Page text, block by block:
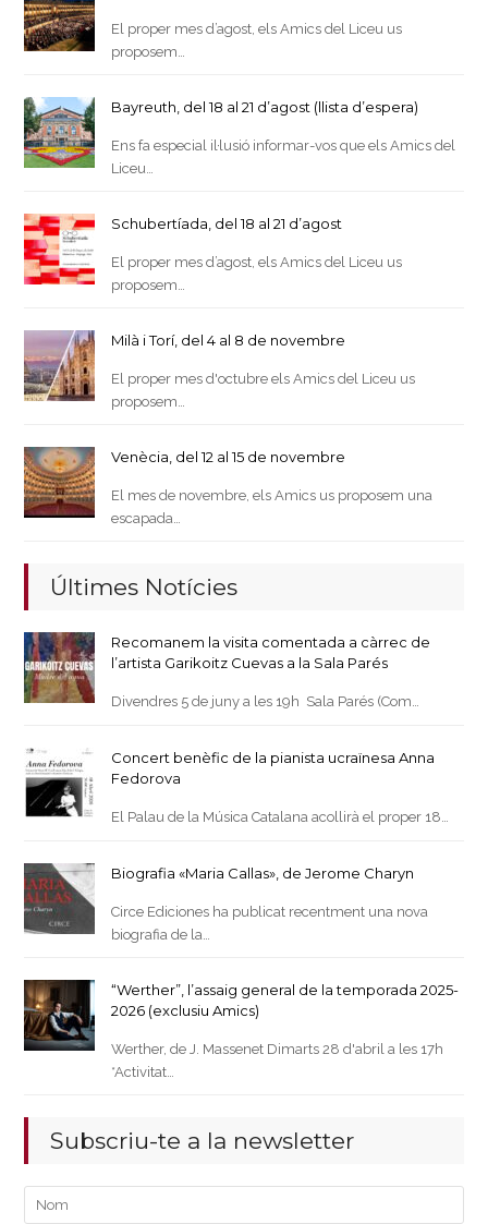
El proper mes d’agost, els Amics del Liceu us
proposem…
Bayreuth, del 18 al 21 d’agost (llista d’espera)
Ens fa especial il·lusió informar-vos que els Amics del
Liceu…
Schubertíada, del 18 al 21 d’agost
El proper mes d’agost, els Amics del Liceu us
proposem…
Milà i Torí, del 4 al 8 de novembre
El proper mes d'octubre els Amics del Liceu us
proposem…
Venècia, del 12 al 15 de novembre
El mes de novembre, els Amics us proposem una
escapada…
Últimes Notícies
Recomanem la visita comentada a càrrec de
l’artista Garikoitz Cuevas a la Sala Parés
Divendres 5 de juny a les 19h Sala Parés (Com…
Concert benèfic de la pianista ucraïnesa Anna
Fedorova
El Palau de la Música Catalana acollirà el proper 18…
Biografia «Maria Callas», de Jerome Charyn
Circe Ediciones ha publicat recentment una nova
biografia de la…
“Werther”, l’assaig general de la temporada 2025-
2026 (exclusiu Amics)
Werther, de J. Massenet Dimarts 28 d'abril a les 17h
*Activitat…
Subscriu-te a la newsletter